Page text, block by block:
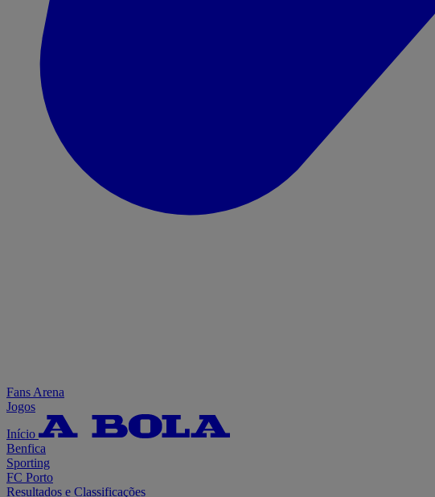
Fans Arena
Jogos
Início
Benfica
Sporting
FC Porto
Resultados e Classificações